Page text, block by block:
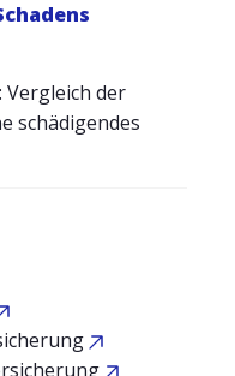
: Vergleich der
schädigendes